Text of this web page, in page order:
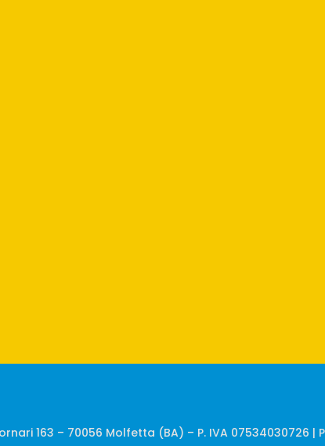
163 – 70056 Molfetta (BA) – P. IVA 07534030726 |